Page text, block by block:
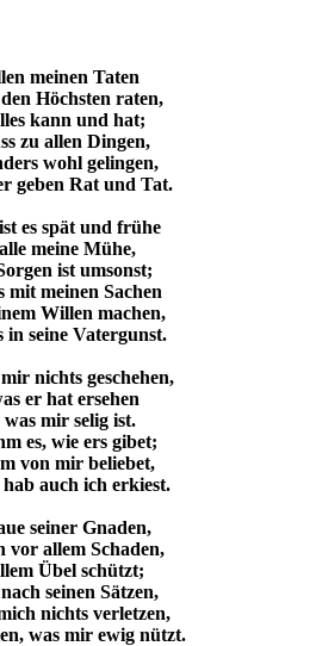
meinen Taten
Höchsten raten,
kann und hat;
zu allen Dingen,
wohl gelingen,
geben Rat und Tat.
es spät und frühe
meine Mühe,
ist umsonst;
mit meinen Sachen
Willen machen,
in seine Vatergunst.
nichts geschehen,
er hat ersehen
mir selig ist.
es, wie ers gibet;
von mir beliebet,
hab auch ich erkiest.
seiner Gnaden,
vor allem Schaden,
Übel schützt;
seinen Sätzen,
nichts verletzen,
was mir ewig nützt.